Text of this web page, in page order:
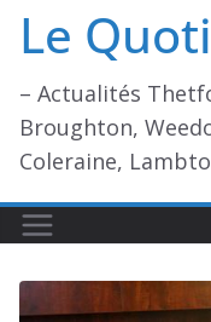
Le
– Actualités
Broughton,
Coleraine,